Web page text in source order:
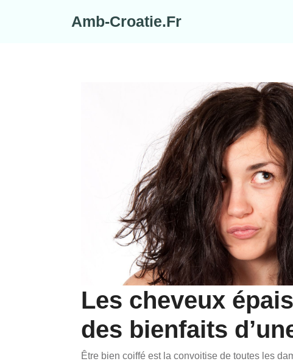
Amb-Croatie.Fr
Les cheveux
des bienfaits
Être bien coiffé est la convoitise de toutes les